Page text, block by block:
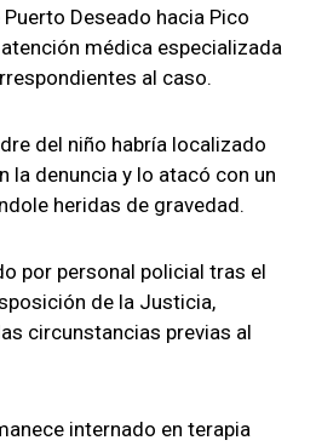
Deseado hacia Pico
médica especializada
al caso.
del niño habría localizado
la denuncia y lo atacó con un
heridas de gravedad.
por personal policial tras el
de la Justicia,
circunstancias previas al
internado en terapia